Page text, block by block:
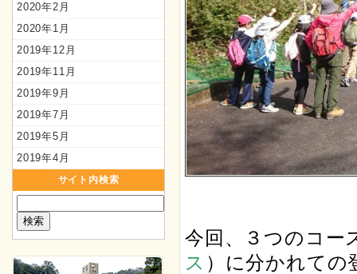
2020年2月
2020年1月
2019年12月
2019年11月
2019年9月
2019年7月
2019年5月
2019年4月
サイト内検索
今回、３つのコー
ス ）に分かれての